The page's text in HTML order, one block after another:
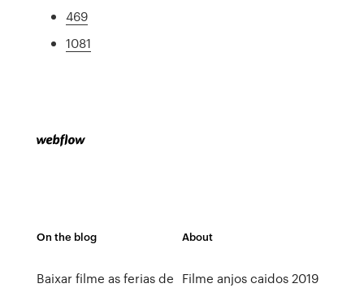
469
1081
On the blog
Baixar filme as ferias de
About
Filme anjos caidos 2019